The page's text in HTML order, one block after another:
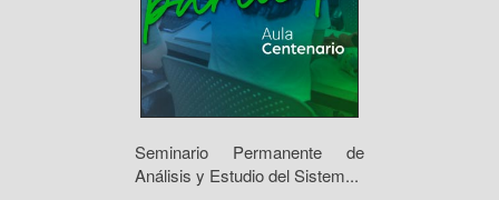
Seminario Permanente de
Análisis y Estudio del Sistem...